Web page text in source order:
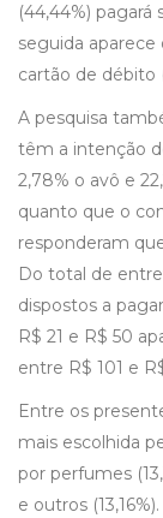
(44,44%)
seguida
cartão de débito
A pesquisa
têm a intenção
2,78% o avô e
quanto que o
responderam
Do total de
dispostos a
R$ 21 e R$ 50
entre R$ 101 e
Entre os
mais escolhida
por perfumes
e outros (13,16%).